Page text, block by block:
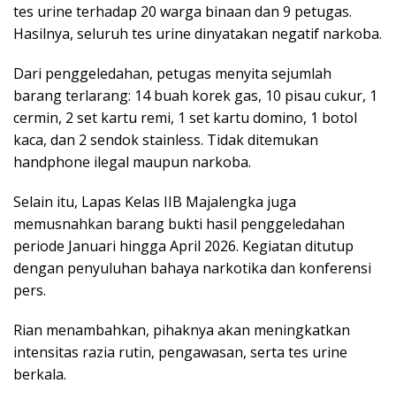
tes urine terhadap 20 warga binaan dan 9 petugas.
Hasilnya, seluruh tes urine dinyatakan negatif narkoba.
Dari penggeledahan, petugas menyita sejumlah
barang terlarang: 14 buah korek gas, 10 pisau cukur, 1
cermin, 2 set kartu remi, 1 set kartu domino, 1 botol
kaca, dan 2 sendok stainless. Tidak ditemukan
handphone ilegal maupun narkoba.
Selain itu, Lapas Kelas IIB Majalengka juga
memusnahkan barang bukti hasil penggeledahan
periode Januari hingga April 2026. Kegiatan ditutup
dengan penyuluhan bahaya narkotika dan konferensi
pers.
Rian menambahkan, pihaknya akan meningkatkan
intensitas razia rutin, pengawasan, serta tes urine
berkala.